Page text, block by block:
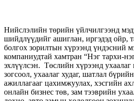
Нийслэлийн төрийн үйлчилгээнд
шийдлүүдийг ашиглан, иргэдэд ойр,
болгох зорилтын хүрээнд үндэсний
компаниудтай хамтран “Нэг тархи-
эхлүүлсэн. Төслийн хүрээнд ухаалаг
зогсоол, ухаалаг худаг, шатлал
ажиллагааг цахимжуулах, хэсгийн
онлайн бизнес төв, зам тээврийн